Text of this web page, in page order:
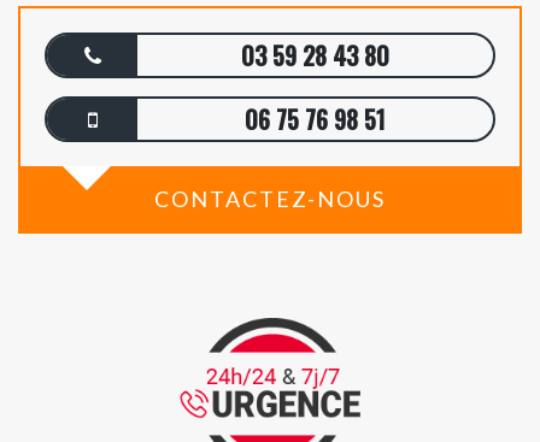
03 59 28 43 80
06 75 76 98 51
CONTACTEZ-NOUS